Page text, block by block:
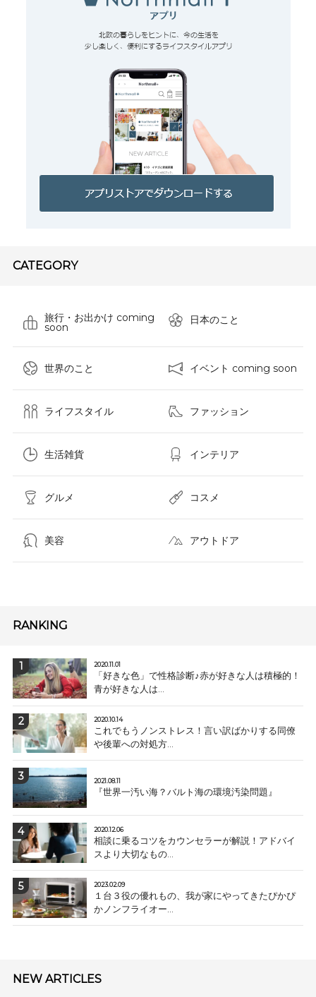
CATEGORY
旅行・お出かけ coming
soon
日本のこと
世界のこと イベント coming soon
ライフスタイル ファッション
生活雑貨 インテリア
グルメ コスメ​
美容 アウトドア
RANKING
2020.11.01
「好きな色」で性格診断♪赤が好きな人は積極的！
青が好きな人は...
2020.10.14
これでもうノンストレス！言い訳ばかりする同僚
や後輩への対処方...
2021.08.11
『世界一汚い海？バルト海の環境汚染問題』
2020.12.06
相談に乗るコツをカウンセラーが解説！アドバイ
スより大切なもの...
2023.02.09
１台３役の優れもの、我が家にやってきたぴかぴ
かノンフライオー...
NEW ARTICLES